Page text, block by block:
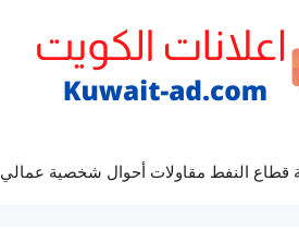
النفط مقاولات أحوال شخصية عمالي